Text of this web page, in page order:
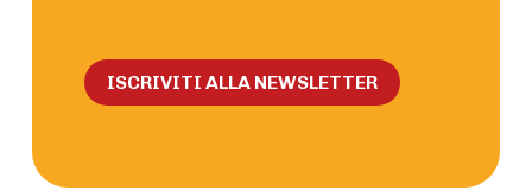
ISCRIVITI ALLA NEWSLETTER